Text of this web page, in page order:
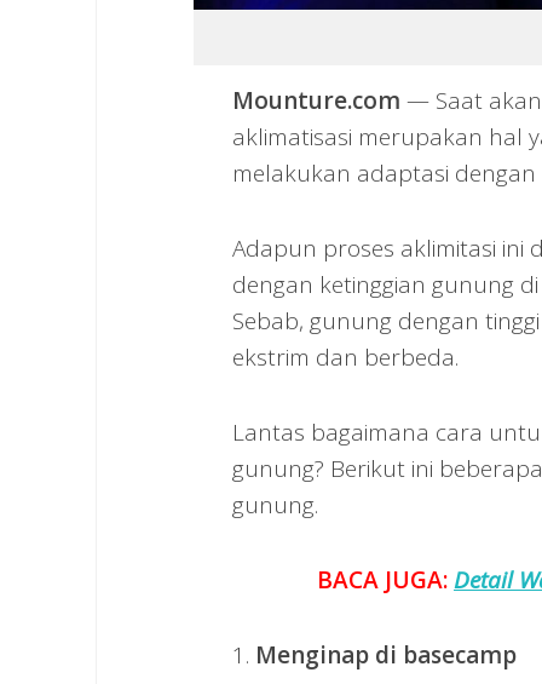
Mounture.com — Saat
aklimatisasi merupakan hal
melakukan adaptasi
Adapun proses aklimitasi
dengan ketinggian gunung
Sebab, gunung dengan
ekstrim dan berbeda.
Lantas bagaimana cara
gunung? Berikut ini
gunung.
BACA JUGA:Detail
1. Menginap di basecamp